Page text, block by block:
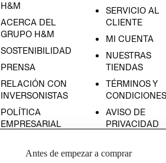
H&M
ACERCA DEL
GRUPO H&M
SOSTENIBILIDAD
PRENSA
RELACIÓN CON
INVERSONISTAS
POLÍTICA
EMPRESARIAL
SERVICIO AL
CLIENTE
MI CUENTA
NUESTRAS
TIENDAS
TÉRMINOS Y
CONDICIONES
AVISO DE
PRIVACIDAD
AVISO DE
Antes de empezar a comprar